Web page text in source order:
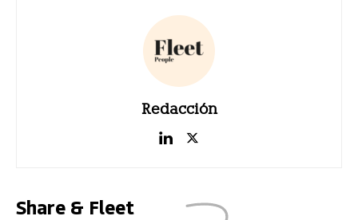
Redacción
Share & Fleet